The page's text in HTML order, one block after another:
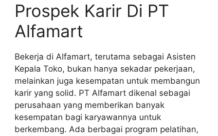
Prospek Karir Di PT
Alfamart
Bekerja di Alfamart, terutama sebagai Asisten
Kepala Toko, bukan hanya sekadar pekerjaan,
melainkan juga kesempatan untuk membangun
karir yang solid. PT Alfamart dikenal sebagai
perusahaan yang memberikan banyak
kesempatan bagi karyawannya untuk
berkembang. Ada berbagai program pelatihan,